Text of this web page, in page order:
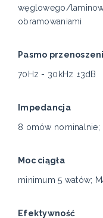
węglowego/
obramowaniami
Pasmo
70Hz - 30kHz ±3dB
Impedancja
8 omów
Moc ciągła
minimum 5 watów;
Efektywność